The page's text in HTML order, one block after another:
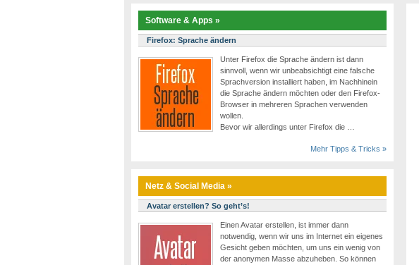
Software & Apps »
Firefox: Sprache ändern
Unter Firefox die Sprache ändern ist dann
sinnvoll, wenn wir unbeabsichtigt eine falsche
Sprachversion installiert haben, im Nachhinein
die Sprache ändern möchten oder den Firefox-
Browser in mehreren Sprachen verwenden
wollen.
Bevor wir allerdings unter Firefox die …
Mehr Tipps & Tricks »
Netz & Social Media »
Avatar erstellen? So geht’s!
Einen Avatar erstellen, ist immer dann
notwendig, wenn wir uns im Internet ein eigenes
Gesicht geben möchten, um uns ein wenig von
der anonymen Masse abzuheben. So können